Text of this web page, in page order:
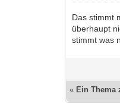
Das stimmt
überhaupt
stimmt was
« Ein Thema